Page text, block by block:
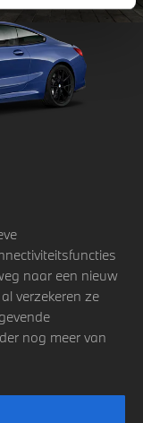
naar een nieuw
verzekeren ze
nog meer van